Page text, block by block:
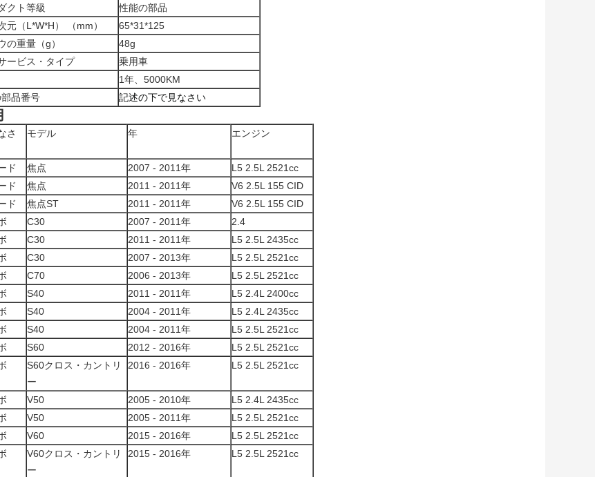
クト等級
性能の部品
元（L*W*H） （mm）
65*31*125
の重量（g）
48g
ービス・タイプ
乗用車
1年、5000KM
品番号
記述の下で見なさい
さ
モデル 年 エンジン
ド 焦点 2007 - 2011年
L5 2.5L 2521cc
ド
焦点 2011 - 2011年
V6 2.5L 155 CID
ド
焦点ST 2011 - 2011年
V6 2.5L 155 CID
C30 2007 - 2011年
2.4
C30 2011 - 2011年
L5 2.5L 2435cc
C30 2007 - 2013年
L5 2.5L 2521cc
C70 2006 - 2013年
L5 2.5L 2521cc
S40 2011 - 2011年
L5 2.4L 2400cc
S40 2004 - 2011年
L5 2.4L 2435cc
S40 2004 - 2011年
L5 2.5L 2521cc
S60 2012 - 2016年
L5 2.5L 2521cc
S60クロス・カントリ
ー
2016 - 2016年 L5 2.5L 2521cc
V50 2005 - 2010年
L5 2.4L 2435cc
V50 2005 - 2011年
L5 2.5L 2521cc
V60 2015 - 2016年
L5 2.5L 2521cc
V60クロス・カントリ
ー
2015 - 2016年 L5 2.5L 2521cc